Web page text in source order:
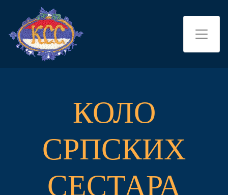
КОЛО
СРПСКИХ
СЕСТАРА